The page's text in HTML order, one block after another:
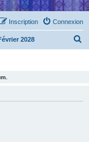
Connexion
Inscription
2028